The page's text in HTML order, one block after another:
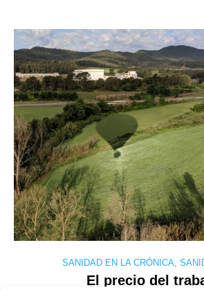
SANIDAD EN LA CRÓNICA,
El precio del